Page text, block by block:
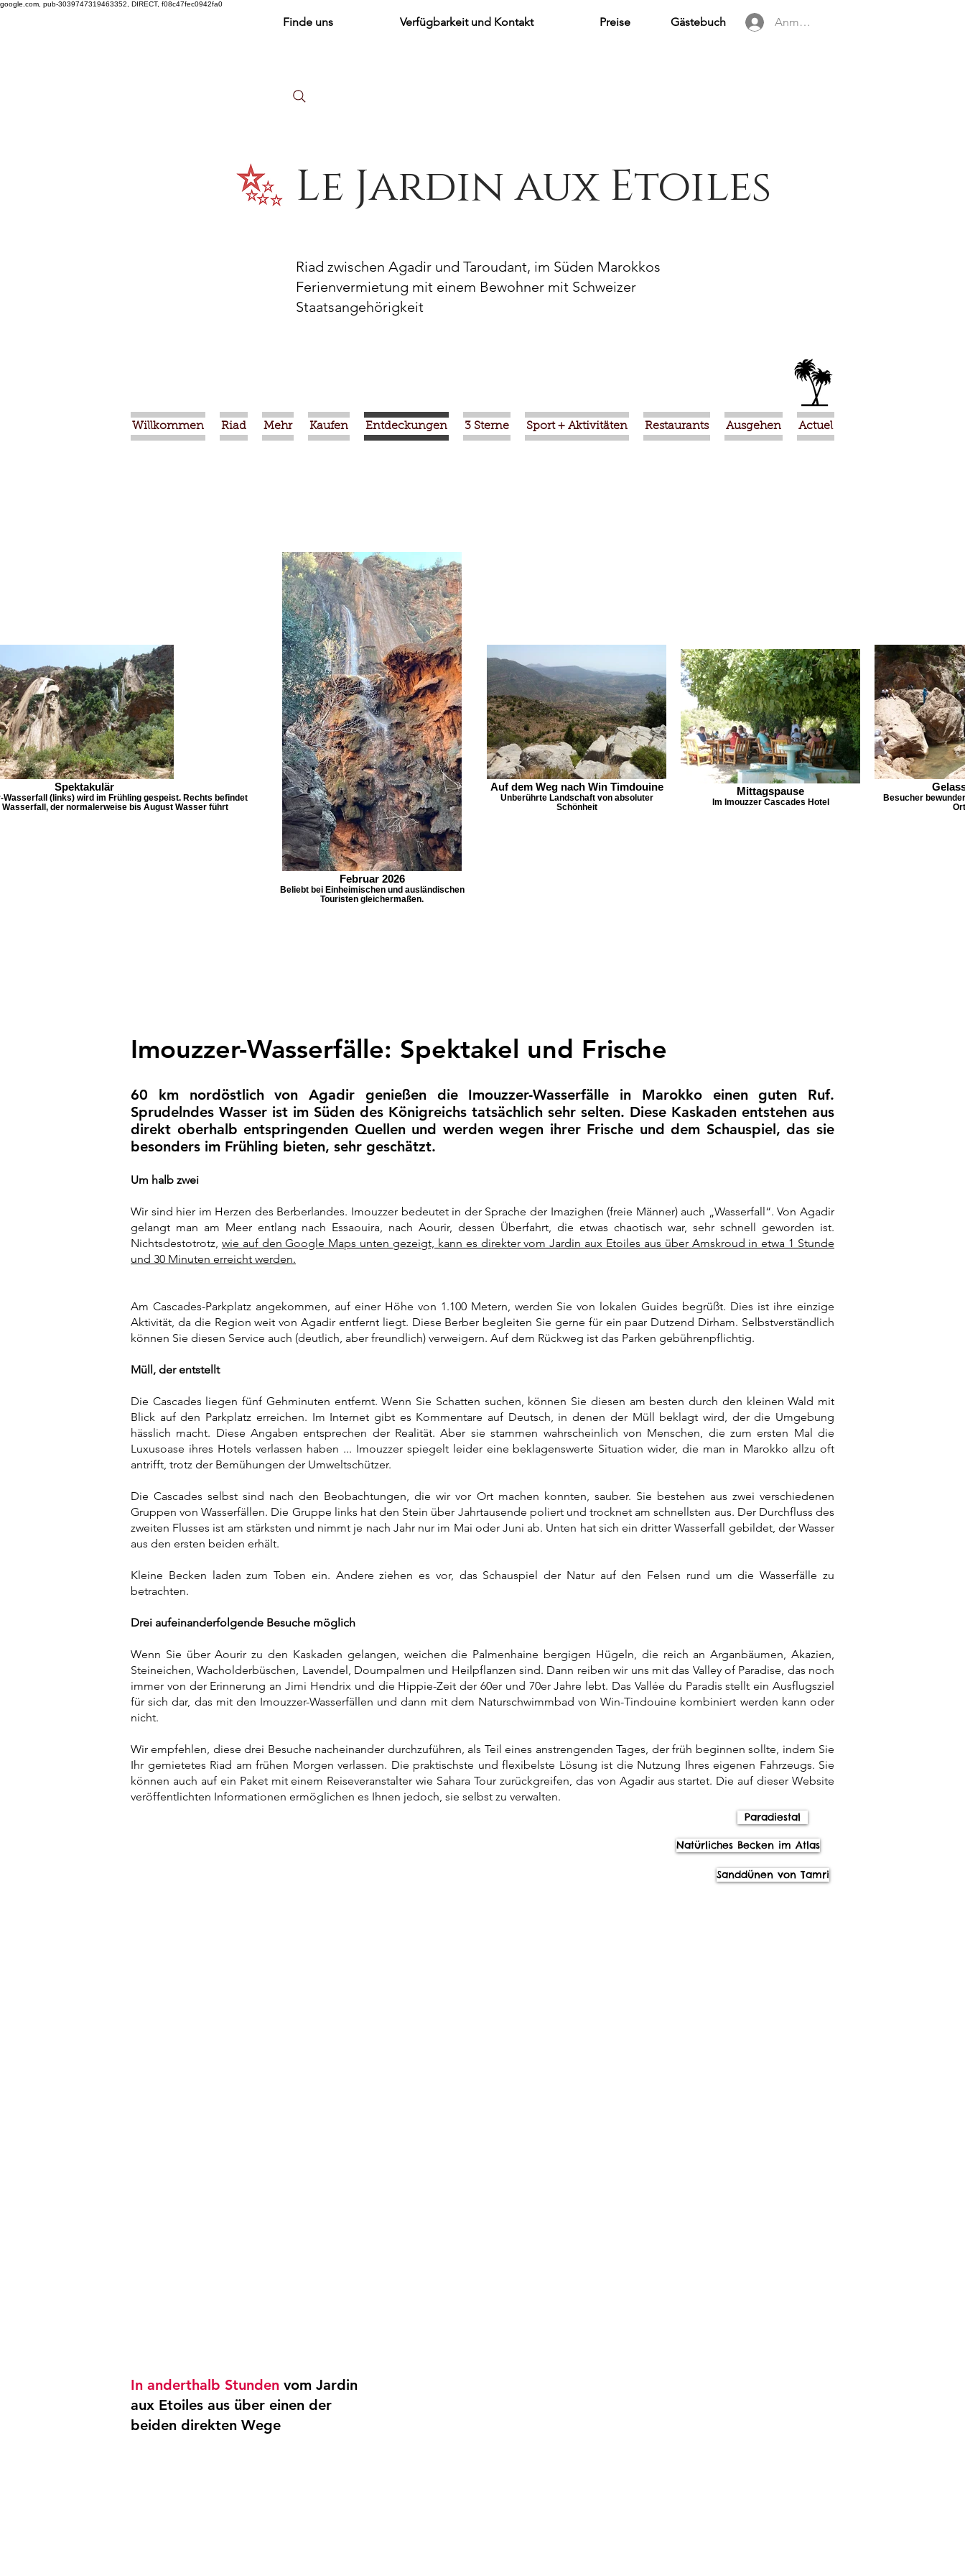
google.com, pub-3039747319463352, DIRECT, f08c47fec0942fa0
Finde uns Verfügbarkeit und Kontakt Preise Gästebuch Anmelden
Le Jardin aux Etoiles
Riad zwischen Agadir und Taroudant, im Süden Marokkos
Ferienvermietung mit einem Bewohner mit Schweizer
Staatsangehörigkeit
Willkommen Riad Mehr Kaufen Entdeckungen 3 Sterne Sport + Aktivitäten Restaurants Ausgehen Actuel
Spektakulär
Wasserfall (links) wird im Frühling gespeist. Rechts befindet
der normalerweise bis August Wasser führt
Februar 2026
Beliebt bei Einheimischen und ausländischen
Touristen gleichermaßen.
Auf dem Weg nach Win Timdouine
Unberührte Landschaft von absoluter
Schönheit
Mittagspause
Im Imouzzer Cascades Hotel
Besucher
Imouzzer-Wasserfälle: Spektakel und Frische
​60 km nordöstlich von Agadir genießen die Imouzzer-Wasserfälle in Marokko einen guten Ruf.
Sprudelndes Wasser ist im Süden des Königreichs tatsächlich sehr selten. Diese Kaskaden entstehen aus
direkt oberhalb entspringenden Quellen und werden wegen ihrer Frische und dem Schauspiel, das sie
besonders im Frühling bieten, sehr geschätzt.
Um halb zwei
Wir sind hier im Herzen des Berberlandes. Imouzzer bedeutet in der Sprache der Imazighen (freie Männer) auch „Wasserfall“. Von Agadir
gelangt man am Meer entlang nach Essaouira, nach Aourir, dessen Überfahrt, die etwas chaotisch war, sehr schnell geworden ist.
Nichtsdestotrotz, wie auf den Google Maps unten gezeigt, kann es direkter vom Jardin aux Etoiles aus über Amskroud in etwa 1 Stunde
und 30 Minuten erreicht werden.
Am Cascades-Parkplatz angekommen, auf einer Höhe von 1.100 Metern, werden Sie von lokalen Guides begrüßt. Dies ist ihre einzige
Aktivität, da die Region weit von Agadir entfernt liegt. Diese Berber begleiten Sie gerne für ein paar Dutzend Dirham. Selbstverständlich
können Sie diesen Service auch (deutlich, aber freundlich) verweigern. Auf dem Rückweg ist das Parken gebührenpflichtig.
Müll, der entstellt
Die Cascades liegen fünf Gehminuten entfernt. Wenn Sie Schatten suchen, können Sie diesen am besten durch den kleinen Wald mit
Blick auf den Parkplatz erreichen. Im Internet gibt es Kommentare auf Deutsch, in denen der Müll beklagt wird, der die Umgebung
hässlich macht. Diese Angaben entsprechen der Realität. Aber sie stammen wahrscheinlich von Menschen, die zum ersten Mal die
Luxusoase ihres Hotels verlassen haben ... Imouzzer spiegelt leider eine beklagenswerte Situation wider, die man in Marokko allzu oft
antrifft, trotz der Bemühungen der Umweltschützer.
Die Cascades selbst sind nach den Beobachtungen, die wir vor Ort machen konnten, sauber. Sie bestehen aus zwei verschiedenen
Gruppen von Wasserfällen. Die Gruppe links hat den Stein über Jahrtausende poliert und trocknet am schnellsten aus. Der Durchfluss des
zweiten Flusses ist am stärksten und nimmt je nach Jahr nur im Mai oder Juni ab. Unten hat sich ein dritter Wasserfall gebildet, der Wasser
aus den ersten beiden erhält.
Kleine Becken laden zum Toben ein. Andere ziehen es vor, das Schauspiel der Natur auf den Felsen rund um die Wasserfälle zu
betrachten.
Drei aufeinanderfolgende Besuche möglich
Wenn Sie über Aourir zu den Kaskaden gelangen, weichen die Palmenhaine bergigen Hügeln, die reich an Arganbäumen, Akazien,
Steineichen, Wacholderbüschen, Lavendel, Doumpalmen und Heilpflanzen sind. Dann reiben wir uns mitdas Valley of Paradise, das noch
immer von der Erinnerung an Jimi Hendrix und die Hippie-Zeit der 60er und 70er Jahre lebt. Das Vallée du Paradis stellt ein Ausflugsziel
für sich dar, das mit den Imouzzer-Wasserfällen und dann mit dem Naturschwimmbad von Win-Tindouine kombiniert werden kann oder
nicht.
Wir empfehlen, diese drei Besuche nacheinander durchzuführen, als Teil eines anstrengenden Tages, der früh beginnen sollte, indem Sie
Ihr gemietetes Riad am frühen Morgen verlassen. Die praktischste und flexibelste Lösung ist die Nutzung Ihres eigenen Fahrzeugs. Sie
können auch auf ein Paket mit einem Reiseveranstalter wie Sahara Tour zurückgreifen, das von Agadir aus startet. Die auf dieser Website
veröffentlichten Informationen ermöglichen es Ihnen jedoch, sie selbst zu verwalten.
Paradiestal
Natürliches Becken im Atlas
Sanddünen von Tamri
In anderthalb Stunden vom Jardin
aux Etoiles aus über einen der
beiden direkten Wege